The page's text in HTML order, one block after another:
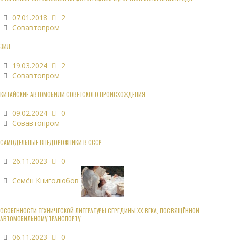
07.01.2018
2
Совавтопром
ЗИЛ
19.03.2024
2
Совавтопром
КИТАЙСКИЕ АВТОМОБИЛИ СОВЕТСКОГО ПРОИСХОЖДЕНИЯ
09.02.2024
0
Совавтопром
САМОДЕЛЬНЫЕ ВНЕДОРОЖНИКИ В СССР
26.11.2023 0
Семён Книголюбов
ОСОБЕННОСТИ ТЕХНИЧЕСКОЙ ЛИТЕРАТУРЫ СЕРЕДИНЫ XX ВЕКА, ПОСВЯЩЁННОЙ
АВТОМОБИЛЬНОМУ ТРАНСПОРТУ
06.11.2023 0